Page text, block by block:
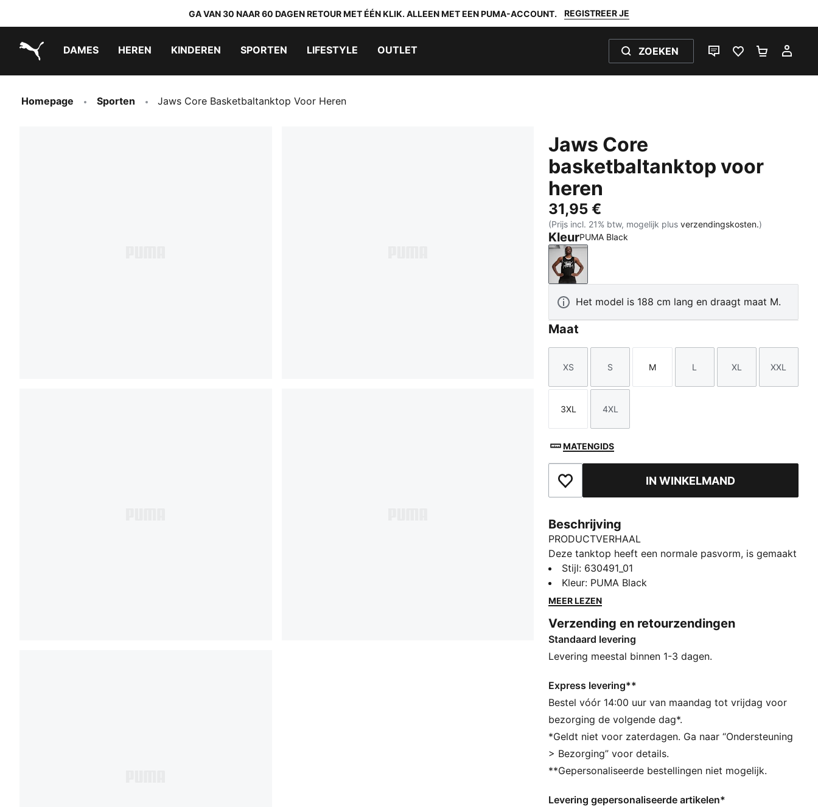
GA VAN 30 NAAR 60 DAGEN RETOUR MET ÉÉN KLIK. ALLEEN MET EEN PUMA-ACCOUNT. REGISTREER JE
DAMES HEREN KINDEREN SPORTEN LIFESTYLE OUTLET ZOEKEN
LIVE CHATFAVORIETEN 0
Homepage Sporten Jaws Core Basketbaltanktop Voor Heren
Jaws Core
basketbaltanktop voor
heren
31,95 €
(Prijs incl. 21% btw, mogelijk plusverzendingskosten.)
KleurPUMA Black
PUMA Black
Het model is 188 cm lang en draagt maat M.
Maat
Maat
XS
Maat
S
Maat
M
Maat
L
Maat
XL
Maat
XXL
Maat
3XL
Maat
4XL
MATENGIDS
Toegevoegd aan favorietenIN WINKELMAND
Beschrijving
PRODUCTVERHAAL
Deze tanktop heeft een normale pasvorm, is gemaakt
van poly-mesh en brengt het PUMA Hoops-logo tot
leven. Perfect voor die energieke momenten op of
naast het veld.
Gemaakt van 100% gerecycled materiaal, exclusief
biezen en decoraties
DETAILS
Mouwloos
Normale lengte
Lichtgewicht, ademende polyester mesh
PUMA-merkdetails
Stijl: 630491_01
Kleur: PUMA Black
MEER LEZEN
Verzending en retourzendingen
Standaard levering
Levering meestal binnen 1-3 dagen.
Express levering**
Bestel vóór 14:00 uur van maandag tot vrijdag voor
bezorging de volgende dag*.
*Geldt niet voor zaterdagen. Ga naar “Ondersteuning
> Bezorging” voor details.
**Gepersonaliseerde bestellingen niet mogelijk.
Levering gepersonaliseerde artikelen*